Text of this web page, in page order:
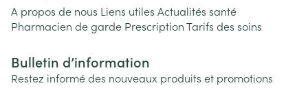
A propos de nous Liens utiles Actualités santé
Pharmacien de garde PrescriptionTarifs des soins
Bulletin d’information
Restez informé des nouveaux produits et promotions